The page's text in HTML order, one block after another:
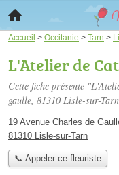
Accueil > Occitanie > Tarn >
L'Atelier de
Cette fiche présente
gaulle, 81310 Lisle-sur-
19 Avenue Charles de
81310 Lisle-sur-Tarn
📞 Appeler ce fleuriste